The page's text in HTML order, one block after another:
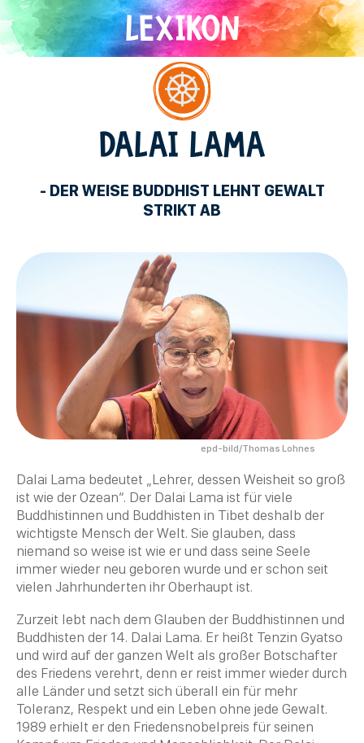
Direkt
zum
Inhalt
DALAI LAMA
- DER WEISE BUDDHIST LEHNT GEWALT
STRIKT AB
epd-bild/Thomas Lohnes
Dalai Lama bedeutet „Lehrer, dessen Weisheit so groß
ist wie der Ozean“. Der Dalai Lama ist für viele
Buddhistinnen und Buddhisten in Tibet deshalb der
wichtigste Mensch der Welt. Sie glauben, dass
niemand so weise ist wie er und dass seine Seele
immer wieder neu geboren wurde und er schon seit
vielen Jahrhunderten ihr Oberhaupt ist.
Zurzeit lebt nach dem Glauben der Buddhistinnen und
Buddhisten der 14. Dalai Lama. Er heißt Tenzin Gyatso
und wird auf der ganzen Welt als großer Botschafter
des Friedens verehrt, denn er reist immer wieder durch
alle Länder und setzt sich überall ein für mehr
Toleranz, Respekt und ein Leben ohne jede Gewalt.
1989 erhielt er den Friedensnobelpreis für seinen